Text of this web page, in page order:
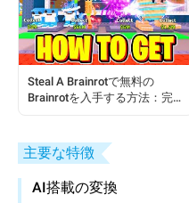
Steal A Brainrotで無料の
Brainrotを入手する方法：完全
主要な特徴
AI搭載の変換